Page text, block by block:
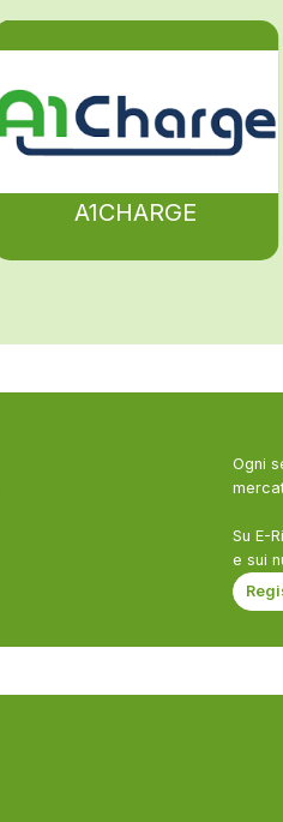
A1CHARGE
Ogni
Su E-
e sui